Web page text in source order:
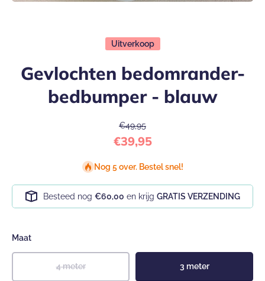
Uitverkoop
Gevlochten bedomrander-
bedbumper - blauw
€49,95
€39,95
Nog 5 over. Bestel snel!
Besteed nog €60,00 en krijg GRATIS VERZENDING
Maat
4 meter 3 meter